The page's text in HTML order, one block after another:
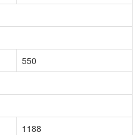
550
1188